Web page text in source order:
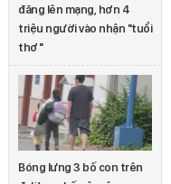
đăng lên mạng, hơn 4
triệu người vào nhận "tuổi
thơ"
Bóng lưng 3 bố con trên